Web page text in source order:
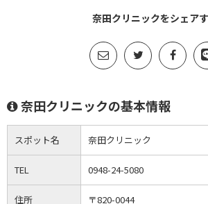
奈田クリニックをシェア
奈田クリニックの基本情報
スポット名 奈田クリニック
TEL 0948-24-5080
住所
〒820-0044